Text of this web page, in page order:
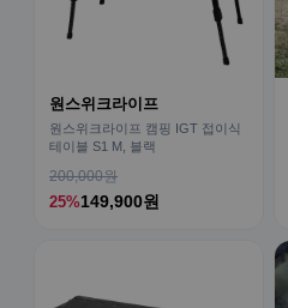
원스위크라이프
원스위크라이프 캠핑 IGT 접이식
테이블 S1 M, 블랙
200,000원
25%149,900원